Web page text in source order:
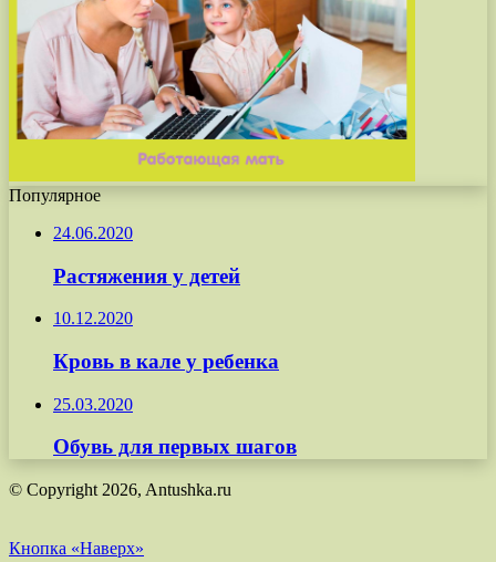
Популярное
24.06.2020
Растяжения у детей
10.12.2020
Кровь в кале у ребенка
25.03.2020
Обувь для первых шагов
© Copyright 2026, Antushka.ru
Кнопка «Наверх»